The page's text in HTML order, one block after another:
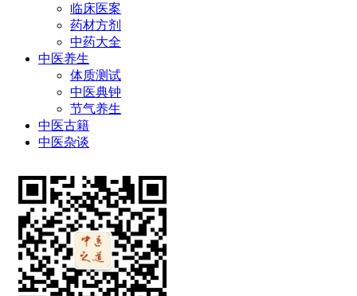
临床医案
药材方剂
中药大全
中医养生
体质测试
中医典钟
节气养生
中医古籍
中医杂谈